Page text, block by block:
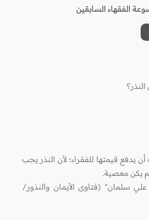
الفقهاء السابقين
يدفع قيمتها للفقراء؛ لأن النذر يجب
يكن معصية.
سلمان" (فتاوى الأيمان والنذور/